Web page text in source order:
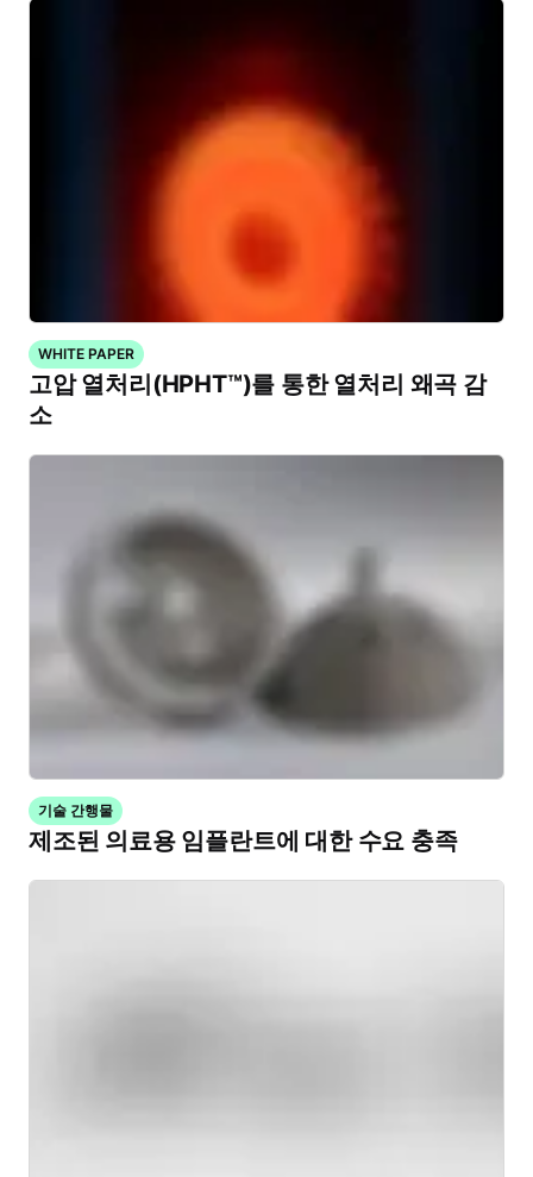
WHITE PAPER
고압 열처리(HPHT™)를 통한 열처리 왜곡 감
소
기술 간행물
제조된 의료용 임플란트에 대한 수요 충족